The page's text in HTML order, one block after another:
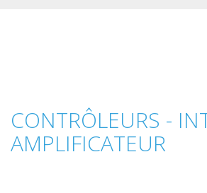
CONTRÔLEURS -
AMPLIFICATEUR